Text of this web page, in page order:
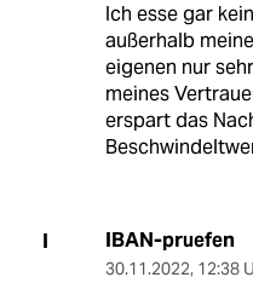
Ich esse gar
außerhalb
eigenen nur
meines
erspart das
I IBAN-pruefen
30.11.2022, 12:38